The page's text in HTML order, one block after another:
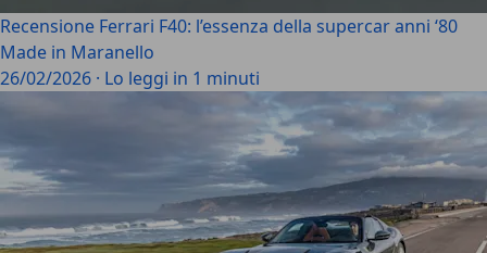
Recensione Ferrari F40: l’essenza della supercar anni ‘80
Made in Maranello
26/02/2026 · Lo leggi in 1 minuti